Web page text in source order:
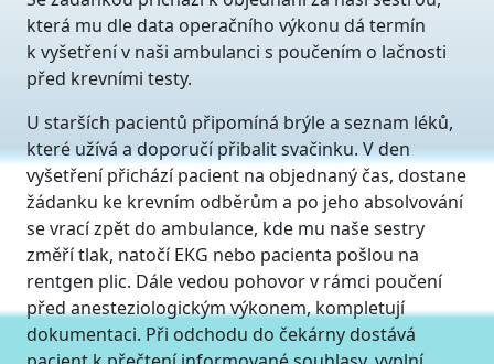
která mu dle data operačního výkonu dá termín
k vyšetření v naši ambulanci s poučením o lačnosti
před krevními testy.
U starších pacientů připomíná brýle a seznam léků,
které užívá a doporučí přibalit svačinku. V den
vyšetření přichází pacient na objednaný čas, dostane
žádanku ke krevním odběrům a po jeho absolvování
se vrací zpět do ambulance, kde mu naše sestry
změří tlak, natočí EKG nebo pacienta pošlou na
rentgen plic. Dále vedou pohovor v rámci poučení
před anesteziologickým výkonem, kompletují
dokumentaci. Při odchodu do čekárny dostává